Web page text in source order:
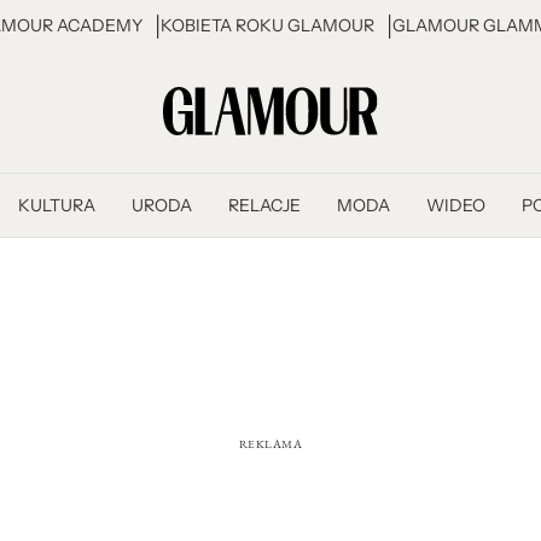
ACADEMY KOBIETA ROKU GLAMOUR GLAMOUR
KULTURA URODA RELACJE MODA WIDEO